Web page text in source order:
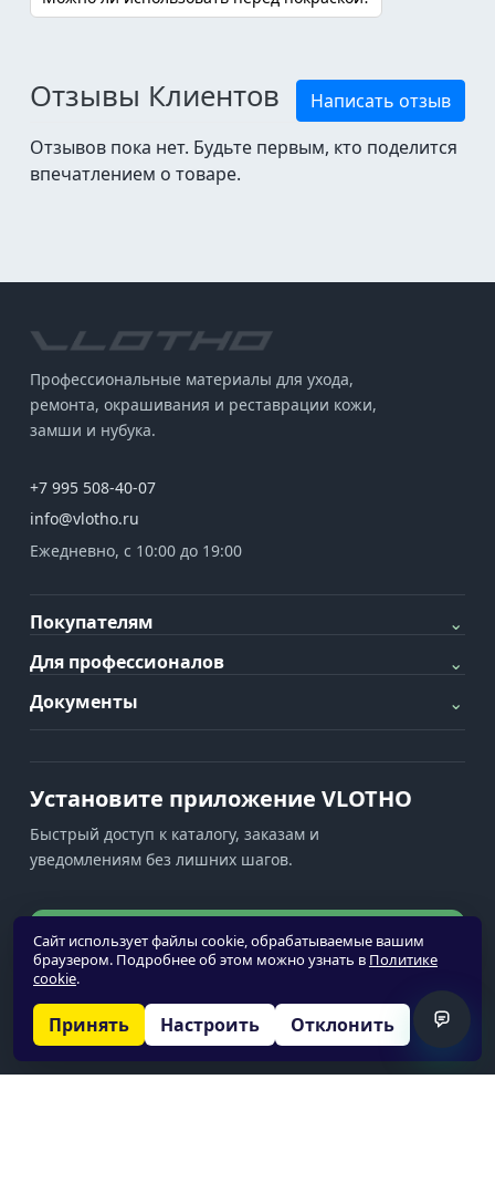
Сайт использует файлы cookie, обрабатываемые вашим
браузером. Подробнее об этом можно узнать в Политике
cookie.
Принять Настроить Отклонить
Отзывы Клиентов
Написать отзыв
Отзывов пока нет. Будьте первым, кто поделится
впечатлением о товаре.
Профессиональные материалы для ухода,
ремонта, окрашивания и реставрации кожи,
замши и нубука.
+7 995 508-40-07
info@vlotho.ru
Ежедневно, с 10:00 до 19:00
Покупателям
⌄
Для профессионалов
⌄
Документы
⌄
Установите приложение VLOTHO
Быстрый доступ к каталогу, заказам и
уведомлениям без лишних шагов.
Установить приложение